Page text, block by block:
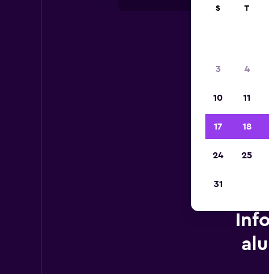
S T
3 4
10 11
17 18
24 25
31